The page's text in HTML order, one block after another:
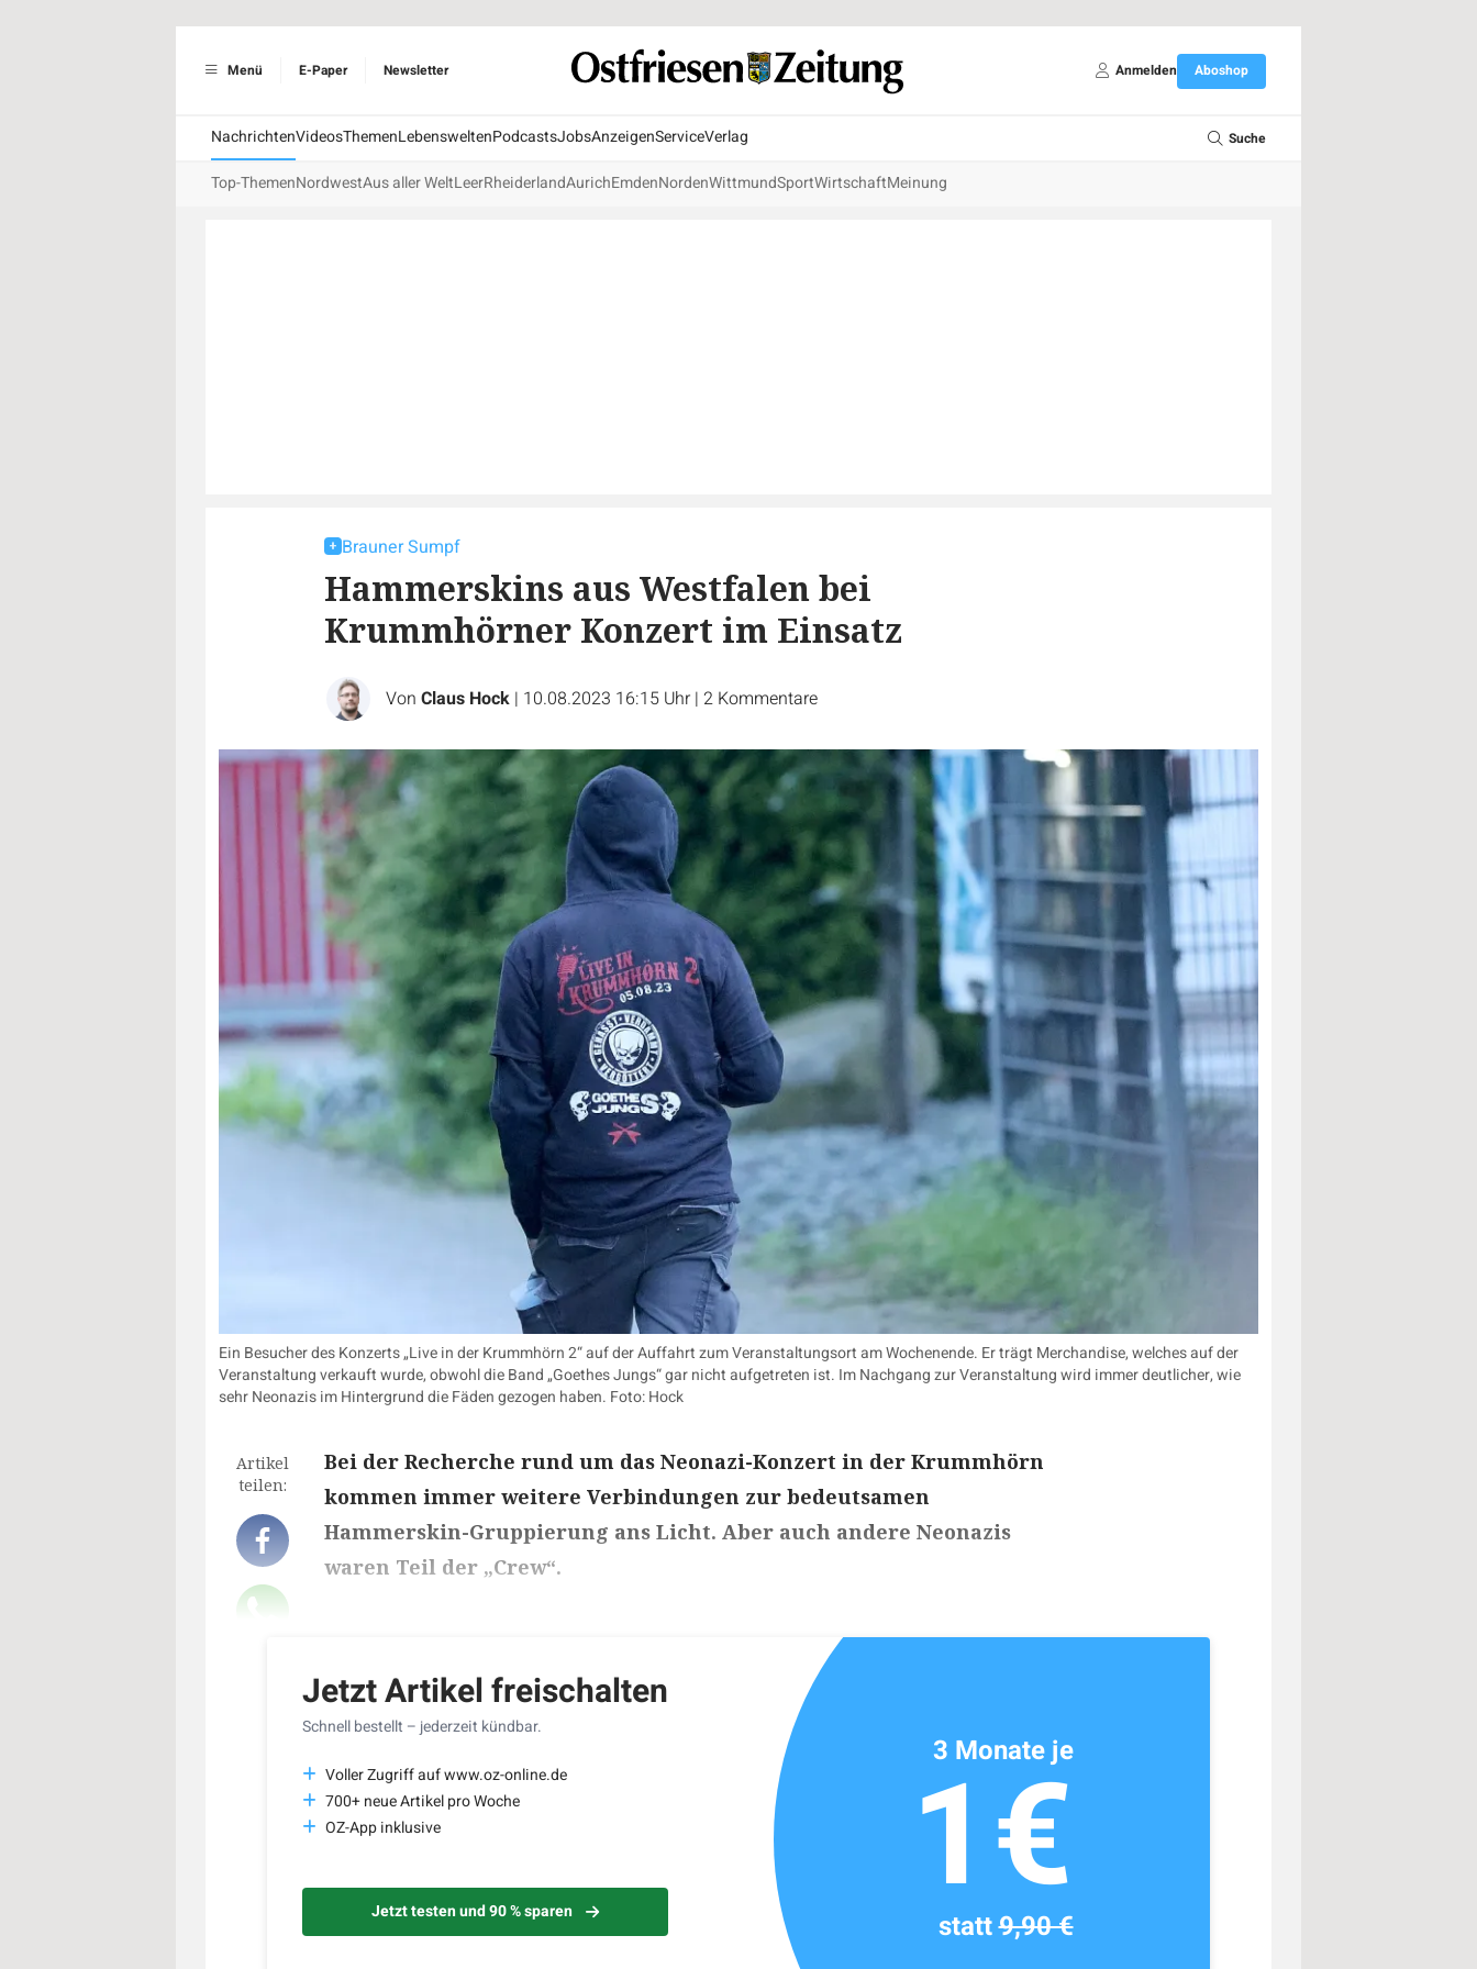
Menü E-Paper Newsletter Anmelden Aboshop
NachrichtenVideosThemenLebensweltenPodcastsJobsAnzeigenServiceVerlag Suche
Top-ThemenNordwestAus aller WeltLeerRheiderlandAurichEmdenNordenWittmundSportWirtschaftMeinung
Brauner Sumpf
Hammerskins aus Westfalen bei
Krummhörner Konzert im Einsatz
Von Claus Hock | 10.08.2023 16:15 Uhr | 2 Kommentare
Ein Besucher des Konzerts „Live in der Krummhörn 2“ auf der Auffahrt zum Veranstaltungsort am Wochenende. Er trägt Merchandise, welches auf der
Veranstaltung verkauft wurde, obwohl die Band „Goethes Jungs“ gar nicht aufgetreten ist. Im Nachgang zur Veranstaltung wird immer deutlicher, wie
sehr Neonazis im Hintergrund die Fäden gezogen haben. Foto: Hock
Artikel
teilen:
Bei der Recherche rund um das Neonazi-Konzert in der Krummhörn
kommen immer weitere Verbindungen zur bedeutsamen
Hammerskin-Gruppierung ans Licht. Aber auch andere Neonazis
waren Teil der „Crew“.
Jetzt Artikel freischalten
Schnell bestellt – jederzeit kündbar.
Voller Zugriff auf www.oz-online.de
700+ neue Artikel pro Woche
OZ-App inklusive
Jetzt testen und 90 % sparen
3 Monate je
1€
statt9,90 €